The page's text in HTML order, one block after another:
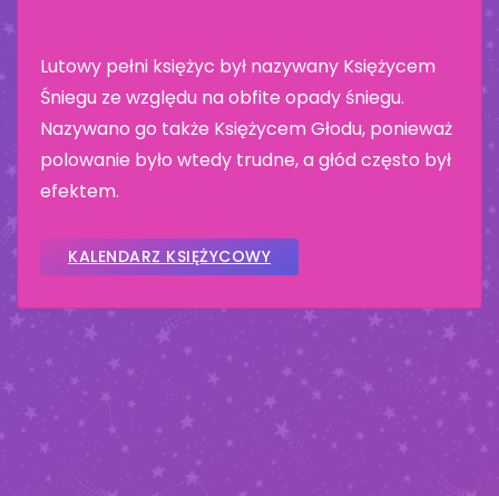
Lutowy pełni księżyc był nazywany Księżycem
Śniegu ze względu na obfite opady śniegu.
Nazywano go także Księżycem Głodu, ponieważ
polowanie było wtedy trudne, a głód często był
efektem.
KALENDARZ KSIĘŻYCOWY